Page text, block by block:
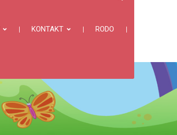
KONTAKT RODO